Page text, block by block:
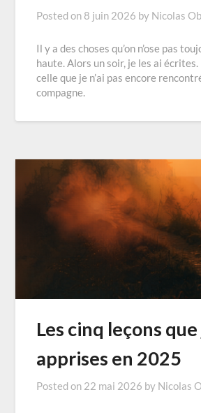
Posted on 8 juin 2026 by Nicolas
Il y a des choses qu’on n’ose pas
haute. Alors un soir, je les ai
celle que je n’ai pas encore
compagne.
Les cinq leçons que
apprises en 2025
Posted on 22 mai 2026 by Nicolas